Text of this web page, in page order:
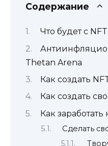
Содержание
Что будет с
Thetan Arena
Как создать
Как создать
Как заработать
Сделать